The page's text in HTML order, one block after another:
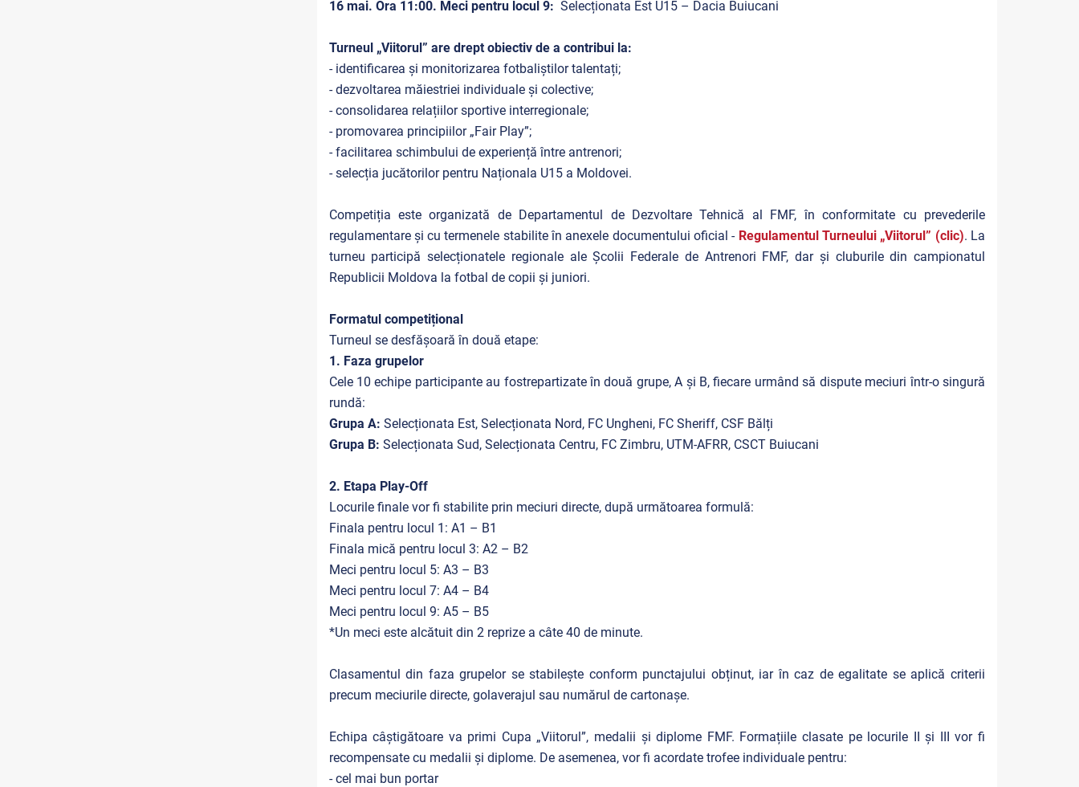
16 mai. Ora 11:00. Meci pentru locul 9: Selecționata Est U15 – Dacia Buiucani
Turneul „Viitorul” are drept obiectiv de a contribui la:
- identificarea și monitorizarea fotbaliștilor talentați;
- dezvoltarea măiestriei individuale și colective;
- consolidarea relațiilor sportive interregionale;
- promovarea principiilor „Fair Play”;
- facilitarea schimbului de experiență între antrenori;
- selecția jucătorilor pentru Naționala U15 a Moldovei.
Competiția este organizată de Departamentul de Dezvoltare Tehnică al FMF, în conformitate cu prevederile
regulamentare și cu termenele stabilite în anexele documentului oficial - Regulamentul Turneului „Viitorul” (clic). La
turneu participă selecționatele regionale ale Școlii Federale de Antrenori FMF, dar și cluburile din campionatul
Republicii Moldova la fotbal de copii și juniori.
Formatul competițional
Turneul se desfășoară în două etape:
1. Faza grupelor
Cele 10 echipe participante au fostrepartizate în două grupe, A și B, fiecare urmând să dispute meciuri într-o singură
rundă:
Grupa A: Selecționata Est, Selecționata Nord, FC Ungheni, FC Sheriff, CSF Bălți
Grupa B: Selecționata Sud, Selecționata Centru, FC Zimbru, UTM-AFRR, CSCT Buiucani
2. Etapa Play-Off
Locurile finale vor fi stabilite prin meciuri directe, după următoarea formulă:
Finala pentru locul 1: A1 – B1
Finala mică pentru locul 3: A2 – B2
Meci pentru locul 5: A3 – B3
Meci pentru locul 7: A4 – B4
Meci pentru locul 9: A5 – B5
*Un meci este alcătuit din 2 reprize a câte 40 de minute.
Clasamentul din faza grupelor se stabilește conform punctajului obținut, iar în caz de egalitate se aplică criterii
precum meciurile directe, golaverajul sau numărul de cartonașe.
Echipa câștigătoare va primi Cupa „Viitorul”, medalii și diplome FMF. Formațiile clasate pe locurile II și III vor fi
recompensate cu medalii și diplome. De asemenea, vor fi acordate trofee individuale pentru:
- cel mai bun portar